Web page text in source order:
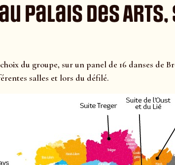
Palais des
du groupe, sur un panel de 16 danses
salles et lors du défilé.